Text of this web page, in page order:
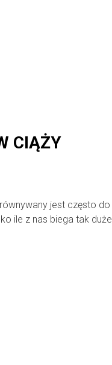
CIĄŻY
jest często do
ile z nas biega tak duże